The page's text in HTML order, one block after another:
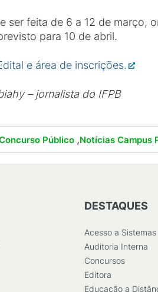
ser feita de 6 a 12 de março,
para 10 de abril.
e área de inscrições.
– jornalista do IFPB
Público ,Notícias Campus
DESTAQUES
Acesso a Sistemas
Auditoria Interna
Concursos
Editora
Educação a